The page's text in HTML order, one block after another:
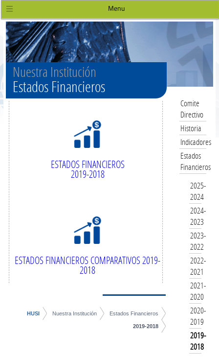
Menu
Nuestra Institución
Estados Financieros
ESTADOS FINANCIEROS
2019-2018
ESTADOS FINANCIEROS COMPARATIVOS 2019-
2018
HUSI Nuestra Institución Estados Financieros
2019-2018
Comite
Directivo
Historia
Indicadores
Estados
Financieros
2025-
2024
2024-
2023
2023-
2022
2022-
2021
2021-
2020
2020-
2019
2019-
2018